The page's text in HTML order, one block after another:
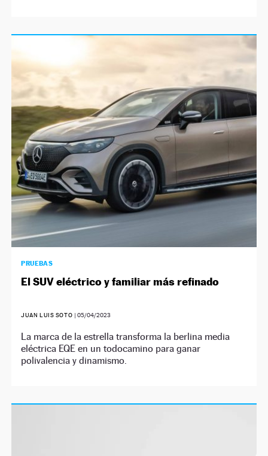
PRUEBAS
El SUV eléctrico y familiar más refinado
JUAN LUIS SOTO | 05/04/2023
La marca de la estrella transforma la berlina media
eléctrica EQE en un todocamino para ganar
polivalencia y dinamismo.